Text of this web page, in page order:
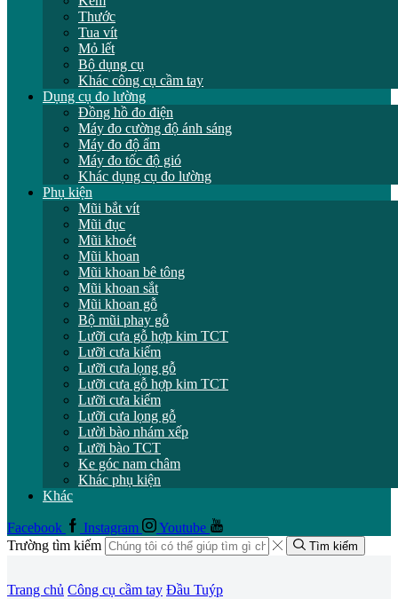
Thước
Tua vít
Mỏ lết
Bộ dụng cụ
Khác công cụ cầm tay
Dụng cụ đo lường
Đồng hồ đo điện
Máy đo cường độ ánh sáng
Máy đo độ ẩm
Máy đo tốc độ gió
Khác dụng cụ đo lường
Phụ kiện
Mũi bắt vít
Mũi đục
Mũi khoét
Mũi khoan
Mũi khoan bê tông
Mũi khoan sắt
Mũi khoan gỗ
Bộ mũi phay gỗ
Lưỡi cưa gỗ hợp kim TCT
Lưỡi cưa kiếm
Lưỡi cưa lọng gỗ
Lưỡi cưa gỗ hợp kim TCT
Lưỡi cưa kiếm
Lưỡi cưa lọng gỗ
Lười bào nhám xếp
Lưỡi bào TCT
Ke góc nam châm
Khác phụ kiện
Khác
Facebook Instagram
Youtube
Trường tìm kiếm
Tìm kiếm
Trang chủ Công cụ cầm tay Đầu Tuýp